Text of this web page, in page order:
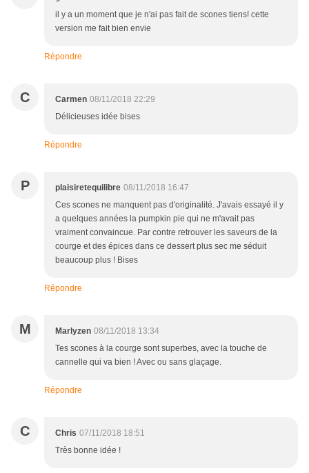
il y a un moment que je n'ai pas fait de scones tiens! cette
version me fait bien envie
Répondre
C Carmen 08/11/2018 22:29
Délicieuses idée bises
Répondre
P plaisiretequilibre 08/11/2018 16:47
Ces scones ne manquent pas d'originalité. J'avais essayé il y
a quelques années la pumpkin pie qui ne m'avait pas
vraiment convaincue. Par contre retrouver les saveurs de la
courge et des épices dans ce dessert plus sec me séduit
beaucoup plus ! Bises
Répondre
M Marlyzen 08/11/2018 13:34
Tes scones à la courge sont superbes, avec la touche de
cannelle qui va bien ! Avec ou sans glaçage.
Répondre
C Chris 07/11/2018 18:51
Très bonne idée !